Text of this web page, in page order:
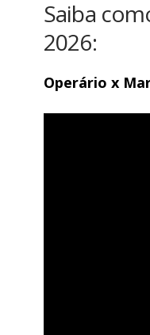
Saiba
2026:
Operário x